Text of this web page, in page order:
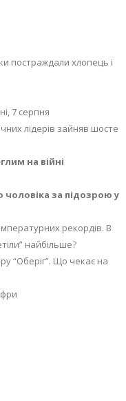
постраждали хлопець і
7 серпня
лідерів зайняв шосте
на війні
чоловіка за підозрою у
рекордів. В
найбільше?
“Оберіг”. Що чекає на